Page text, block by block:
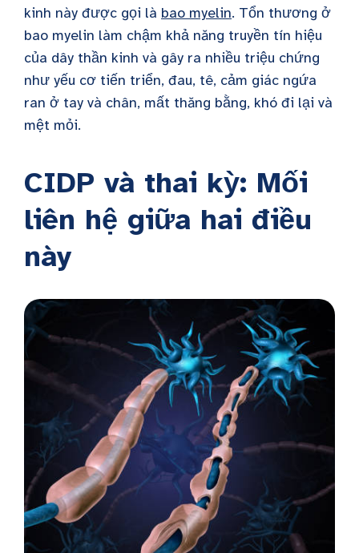
kinh này được gọi là bao myelin. Tổn thương ở
bao myelin làm chậm khả năng truyền tín hiệu
của dây thần kinh và gây ra nhiều triệu chứng
như yếu cơ tiến triển, đau, tê, cảm giác ngứa
ran ở tay và chân, mất thăng bằng, khó đi lại và
mệt mỏi.
CIDP và thai kỳ: Mối
liên hệ giữa hai điều
này